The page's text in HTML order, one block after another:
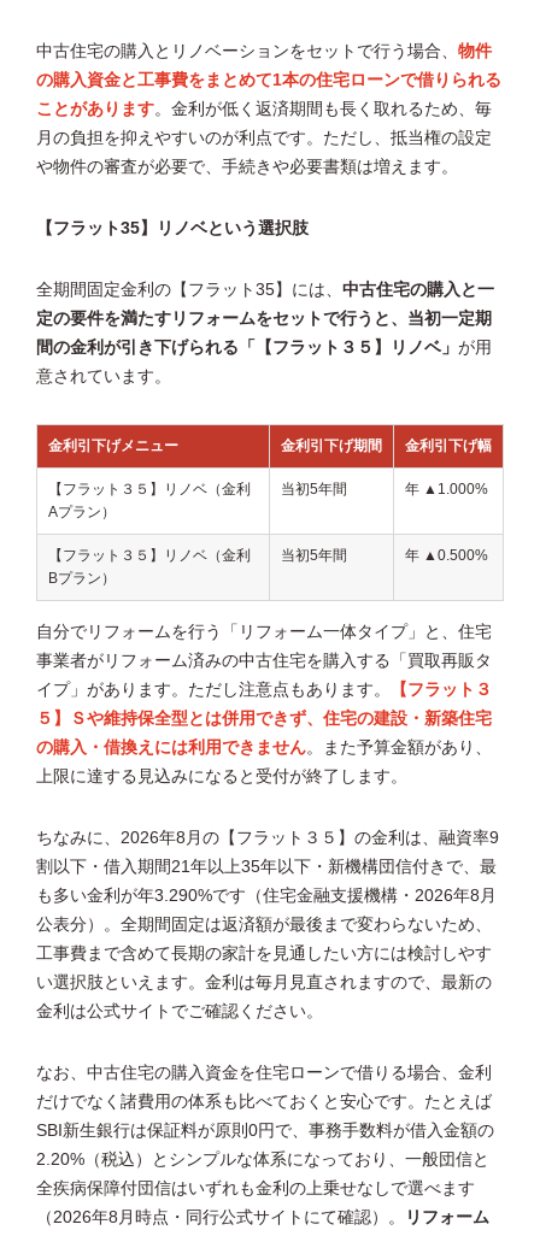
中古住宅の購入とリノベーションをセットで行う場合、 物件
の購入資金と工事費をまとめて1本の住宅ローンで借りられる
ことがあります。金利が低く返済期間も長く取れるため、毎
月の負担を抑えやすいのが利点です。ただし、抵当権の設定
や物件の審査が必要で、手続きや必要書類は増えます。
【フラット35】リノベという選択肢
全期間固定金利の【フラット35】には、 中古住宅の購入と一
定の要件を満たすリフォームをセットで行うと、当初一定期
間の金利が引き下げられる「【フラット３５】リノベ」 が用
意されています。
金利引下げメニュー 金利引下げ期間 金利引下げ幅
【フラット３５】リノベ（金利
Aプラン）
当初5年間 年 ▲1.000%
【フラット３５】リノベ（金利
Bプラン）
当初5年間 年 ▲0.500%
自分でリフォームを行う「リフォーム一体タイプ」と、住宅
事業者がリフォーム済みの中古住宅を購入する「買取再販タ
イプ」があります。ただし注意点もあります。
【フラット３
５】Ｓや維持保全型とは併用できず、住宅の建設・新築住宅
の購入・借換えには利用できません。また予算金額があり、
上限に達する見込みになると受付が終了します。
ちなみに、2026年8月の【フラット３５】の金利は、融資率9
割以下・借入期間21年以上35年以下・新機構団信付きで、最
も多い金利が年3.290%です（住宅金融支援機構・2026年8月
公表分）。全期間固定は返済額が最後まで変わらないため、
工事費まで含めて長期の家計を見通したい方には検討しやす
い選択肢といえます。金利は毎月見直されますので、最新の
金利は公式サイトでご確認ください。
なお、中古住宅の購入資金を住宅ローンで借りる場合、金利
だけでなく諸費用の体系も比べておくと安心です。たとえば
SBI新生銀行は保証料が原則0円で、事務手数料が借入金額の
2.20%（税込）とシンプルな体系になっており、一般団信と
全疾病保障付団信はいずれも金利の上乗せなしで選べます
（2026年8月時点・同行公式サイトにて確認）。
リフォーム